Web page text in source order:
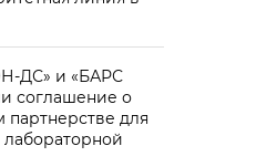
ДС» и «БАРС
соглашение о
партнерстве для